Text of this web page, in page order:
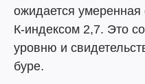
ожидается умеренная
К-индексом 2,7. Это
уровню и
буре.